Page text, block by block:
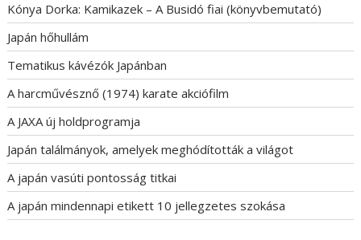
Kónya Dorka: Kamikazek – A Busidó fiai (könyvbemutató)
Japán hőhullám
Tematikus kávézók Japánban
A harcművésznő (1974) karate akciófilm
A JAXA új holdprogramja
Japán találmányok, amelyek meghódították a világot
A japán vasúti pontosság titkai
A japán mindennapi etikett 10 jellegzetes szokása